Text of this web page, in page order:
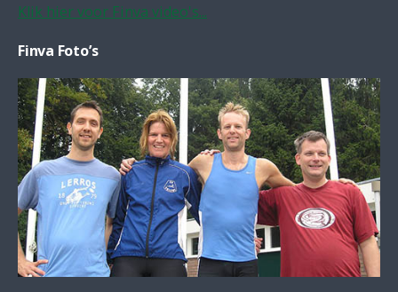
Klik hier voor Finva video's...
Finva Foto’s